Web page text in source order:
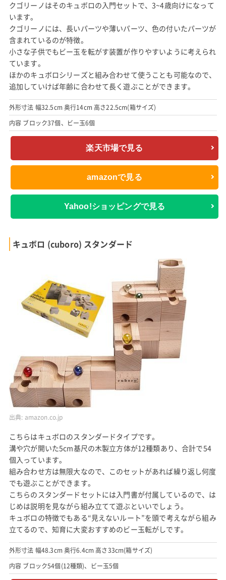
クゴリーノはそのキュボロの入門セットで、3~4歳向けになって
います。
クゴリーノには、長いパーツや薄いパーツ、色の付いたパーツが
含まれているのが特徴。
小さな子供でもビー玉を転がす装置が作りやすいように考えられ
ています。
ほかのキュボロシリーズと組み合わせて使うことも可能なので、
追加していけば年齢に合わせて長く遊ぶことができます。
外形寸法 幅32.5cm 奥行14cm 高さ22.5cm(箱サイズ)
内容 ブロック37個、ビー玉6個
楽天市場で見る
amazonで見る
Yahoo!ショッピングで見る
キュボロ (cuboro) スタンダード
出典: amazon.co.jp
こちらはキュボロのスタンダードタイプです。
溝や穴が開いた5cm基尺の木製立方体が12種類あり、合計で54
個入っています。
組み合わせ方は無限大なので、このセットがあれば繰り返し何度
でも遊ぶことができます。
こちらのスタンダードセットには入門書が付属しているので、は
じめは説明を見ながら組み立てて遊ぶといいでしょう。
キュボロの特徴でもある“見えないルート”を頭で考えながら組み
立てるので、知育に大変おすすめのビー玉転がしです。
外形寸法 幅48.3cm 奥行6.4cm 高さ33cm(箱サイズ)
内容 ブロック54個(12種類)、ビー玉5個